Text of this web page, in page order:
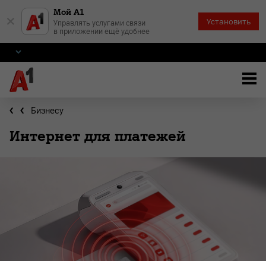
Мой А1
Управлять услугами связи
в приложении ещё удобнее
Установить
Бизнесу
Интернет для платежей